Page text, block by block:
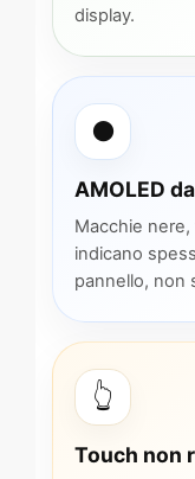
display.
●
AMOLED
Macchie
indicano
pannello, non
👆
Touch non